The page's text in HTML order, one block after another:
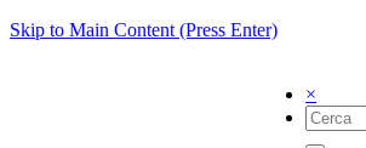
Skip to Main Content (Press Enter)
×